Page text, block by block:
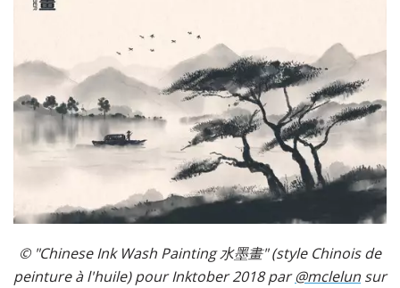
© "Chinese Ink Wash Painting 水墨畫" (style Chinois de
peinture à l'huile) pour Inktober 2018 par@mclelun sur